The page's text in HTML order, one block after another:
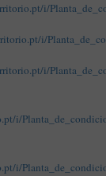
i/
i/
i/
i/
i/